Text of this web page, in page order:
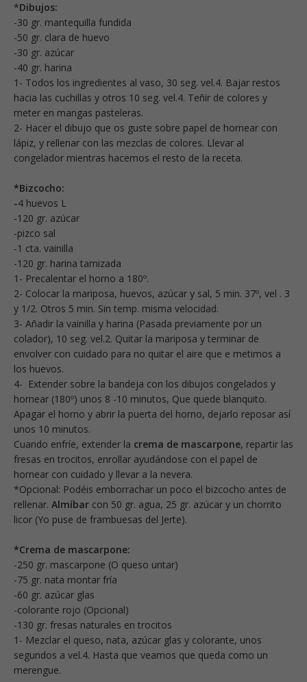
*Dibujos:
-30 gr. mantequilla fundida
-50 gr. clara de huevo
-30 gr. azúcar
-40 gr. harina
1- Todos los ingredientes al vaso, 30 seg. vel.4. Bajar restos
hacia las cuchillas y otros 10 seg. vel.4. Teñir de colores y
meter en mangas pasteleras.
2- Hacer el dibujo que os guste sobre papel de hornear con
lápiz, y rellenar con las mezclas de colores. Llevar al
congelador mientras hacemos el resto de la receta.
*Bizcocho:
-4 huevos L
-120 gr. azúcar
-pizco sal
-1 cta. vainilla
-120 gr. harina tamizada
1- Precalentar el horno a 180º.
2- Colocar la mariposa, huevos, azúcar y sal, 5 min. 37º, vel . 3
y 1/2. Otros 5 min. Sin temp. misma velocidad.
3- Añadir la vainilla y harina (Pasada previamente por un
colador), 10 seg. vel.2. Quitar la mariposa y terminar de
envolver con cuidado para no quitar el aire que e metimos a
los huevos.
4- Extender sobre la bandeja con los dibujos congelados y
hornear (180º) unos 8 -10 minutos, Que quede blanquito.
Apagar el horno y abrir la puerta del horno, dejarlo reposar así
unos 10 minutos.
Cuando enfríe, extender la crema de mascarpone, repartir las
fresas en trocitos, enrollar ayudándose con el papel de
hornear con cuidado y llevar a la nevera.
*Opcional: Podéis emborrachar un poco el bizcocho antes de
rellenar. Almíbar con 50 gr. agua, 25 gr. azúcar y un chorrito
licor (Yo puse de frambuesas del Jerte).
*Crema de mascarpone:
-250 gr. mascarpone (O queso untar)
-75 gr. nata montar fría
-60 gr. azúcar glas
-colorante rojo (Opcional)
-130 gr. fresas naturales en trocitos
1- Mezclar el queso, nata, azúcar glas y colorante, unos
segundos a vel.4. Hasta que veamos que queda como un
merengue.